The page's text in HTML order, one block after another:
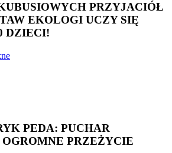
PRZYJACIÓŁ
EKOLOGI UCZY SIĘ
DZIECI!
PEDA: PUCHAR
PRZEŻYCIE